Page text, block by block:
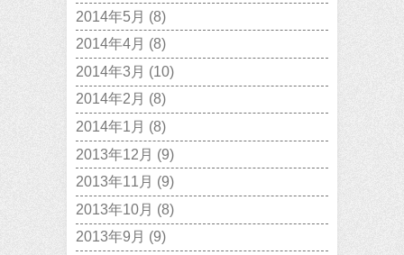
2014年5月 (8)
2014年4月 (8)
2014年3月 (10)
2014年2月 (8)
2014年1月 (8)
2013年12月 (9)
2013年11月 (9)
2013年10月 (8)
2013年9月 (9)